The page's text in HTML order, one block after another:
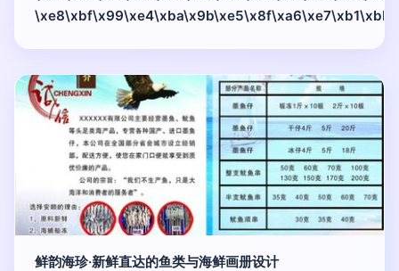
鲜韵海珍·新鲜直达的鱼类与海鲜画册设计